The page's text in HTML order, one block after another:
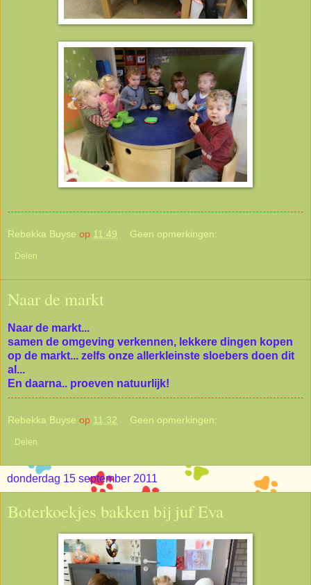
Rebekka Buyse op 11:49 Geen opmerkingen:
Delen
Naar de markt
Naar de markt...
samen de omgeving verkennen, lekkere dingen kopen
op de markt... zelfs onze allerkleinste sloebers doen dit
al...
En daarna.. proeven natuurlijk!
Rebekka Buyse op 11:32 Geen opmerkingen:
Delen
donderdag 15 september 2011
Boterkoekjes bakken bij juf Eva